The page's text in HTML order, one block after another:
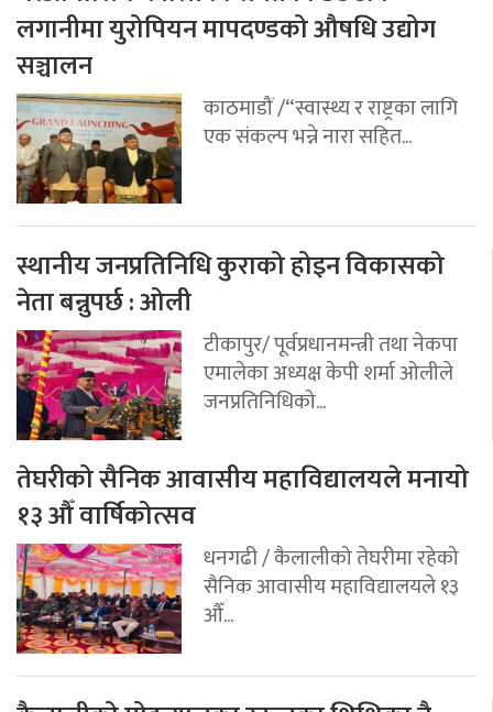
लगानीमा युरोपियन मापदण्डको औषधि उद्योग
सञ्चालन
काठमाडौं /“स्वास्थ्य र राष्ट्रका लागि
एक संकल्प भन्ने नारा सहित...
स्थानीय जनप्रतिनिधि कुराको होइन विकासको
नेता बन्नुपर्छ : ओली
टीकापुर/ पूर्वप्रधानमन्त्री तथा नेकपा
एमालेका अध्यक्ष केपी शर्मा ओलीले
जनप्रतिनिधिको...
तेघरीको सैनिक आवासीय महाविद्यालयले मनायो
१३ औँ वार्षिकोत्सव
धनगढी / कैलालीको तेघरीमा रहेको
सैनिक आवासीय महाविद्यालयले १३
औँ...